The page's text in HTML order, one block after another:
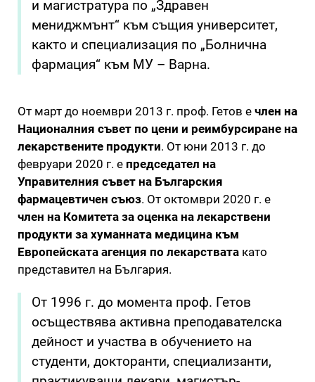
и магистратура по „Здравен
мениджмънт“ към същия университет,
както и специализация по „Болнична
фармация“ към МУ – Варна.
От март до ноември 2013 г. проф. Гетов е член на
Националния съвет по цени и реимбурсиране на
лекарствените продукти. От юни 2013 г. до
февруари 2020 г. е председател на
Управителния съвет на Българския
фармацевтичен съюз. От октомври 2020 г. е
член на Комитета за оценка на лекарствени
продукти за хуманната медицина към
Европейската агенция по лекарствата като
представител на България.
От 1996 г. до момента проф. Гетов
осъществява активна преподавателска
дейност и участва в обучението на
студенти, докторанти, специализанти,